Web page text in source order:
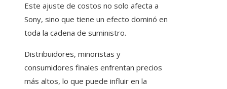
Este ajuste de costos no solo afecta a
Sony, sino que tiene un efecto dominó en
toda la cadena de suministro.
Distribuidores, minoristas y
consumidores finales enfrentan precios
más altos, lo que puede influir en la